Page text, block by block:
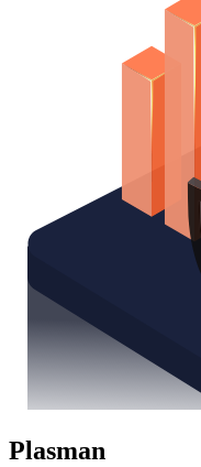
Plasman